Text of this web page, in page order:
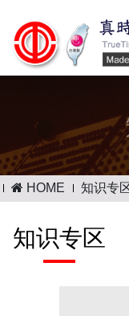
HOME 知识专
知识专区